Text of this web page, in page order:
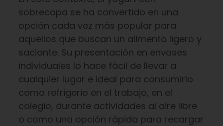
sobrecopa se ha convertido en una
opción cada vez más popular para
aquellos que buscan un alimento ligero y
saciante. Su presentación en envases
individuales lo hace fácil de llevar a
cualquier lugar e ideal para consumirlo
como refrigerio en el trabajo, en el
colegio, durante actividades al aire libre
o como una opción rápida para recargar